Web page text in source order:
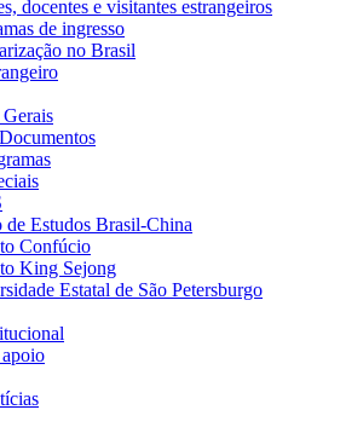
docentes e visitantes estrangeiros
de ingresso
no Brasil
de Estudos Brasil-China
Confúcio
King Sejong
Estatal de São Petersburgo